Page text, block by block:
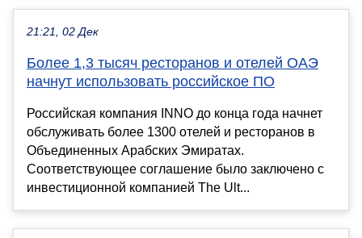
21:21, 02 Дек
Более 1,3 тысяч ресторанов и отелей ОАЭ
начнут использовать российское ПО
Российская компания INNO до конца года начнет
обслуживать более 1300 отелей и ресторанов в
Объединенных Арабских Эмиратах.
Соответствующее соглашение было заключено с
инвестиционной компанией The Ult...